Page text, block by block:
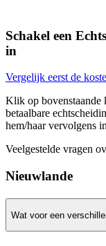
Schakel een
in
Vergelijk eerst de
Klik op bovenstaande
betaalbare
hem/haar vervolgens
Veelgestelde vragen
Nieuwlande
Wat voor een